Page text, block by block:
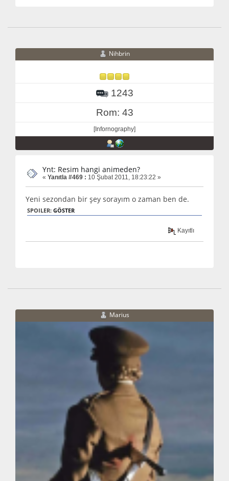
Nihbrin
1243
Rom: 43
[Infornography]
Ynt: Resim hangi animeden?
« Yanıtla #469 : 10 Şubat 2011, 18:23:22 »
Yeni sezondan bir şey sorayım o zaman ben de.
SPOILER: GÖSTER
Kayıtlı
Marius